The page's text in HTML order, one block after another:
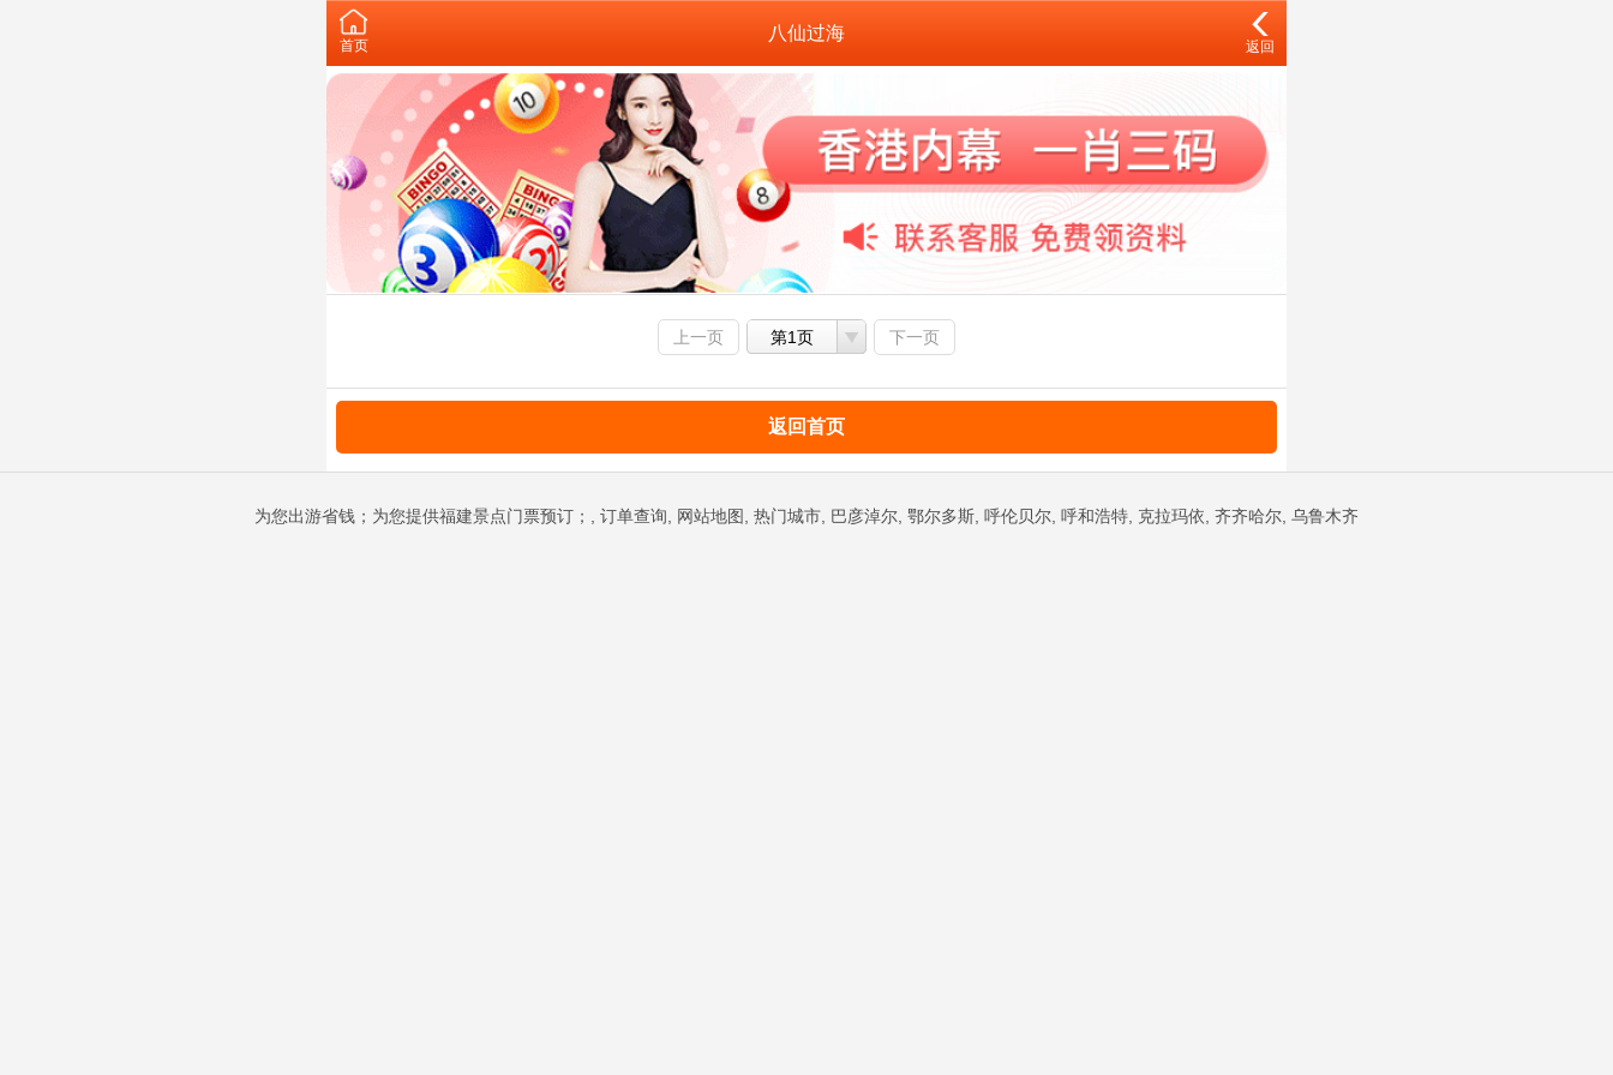
首页
八仙过海
返回
上一页 第1页 下一页
返回首页
为您出游省钱；为您提供福建景点门票预订；, 订单查询, 网站地图, 热门城市, 巴彦淖尔, 鄂尔多斯, 呼伦贝尔, 呼和浩特, 克拉玛依, 齐齐哈尔, 乌鲁木齐